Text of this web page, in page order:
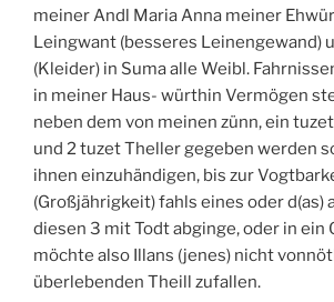
meiner Andl Maria Anna meiner
Leingwant (besseres Leinengewand)
(Kleider) in Suma alle Weibl.
in meiner Haus- würthin Vermögen
neben dem von meinen zünn, ein
und 2 tuzet Theller gegeben werden
ihnen einzuhändigen, bis zur
(Großjährigkeit) fahls eines oder d(as)
diesen 3 mit Todt abginge, oder in ein
möchte also Illans (jenes) nicht
überlebenden Theill zufallen.